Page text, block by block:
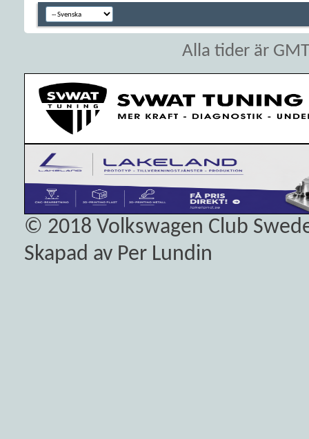
Alla tider är
© 2018 Volkswagen Club
Skapad av Per Lundin